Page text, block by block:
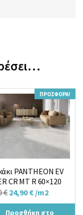
ΠΡΟΣΦΟΡΆ!
PANTHEON EV
CR MT R 60×120
€ Original
price
24,90€Η
τρέχουσα
/m2
Προσθήκη στο